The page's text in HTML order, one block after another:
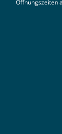
Öffnungszeiten